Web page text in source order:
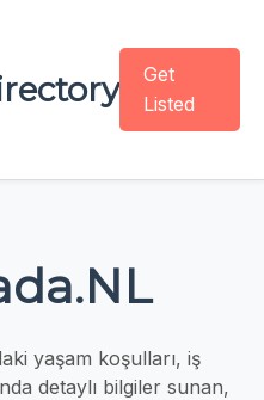
Get
Listed
yaşam koşulları, iş
detaylı bilgiler sunan,